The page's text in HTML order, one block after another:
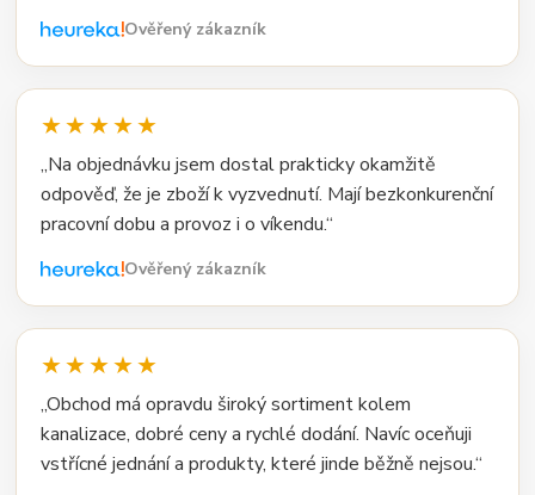
Ověřený zákazník
★★★★★
„Na objednávku jsem dostal prakticky okamžitě
odpověď, že je zboží k vyzvednutí. Mají bezkonkurenční
pracovní dobu a provoz i o víkendu.“
Ověřený zákazník
★★★★★
„Obchod má opravdu široký sortiment kolem
kanalizace, dobré ceny a rychlé dodání. Navíc oceňuji
vstřícné jednání a produkty, které jinde běžně nejsou.“